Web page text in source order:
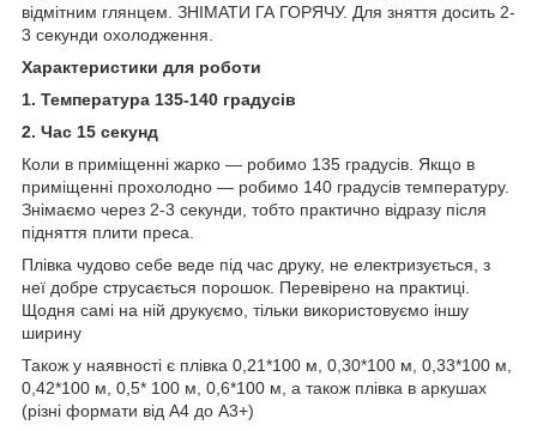
відмітним глянцем. ЗНІМАТИ ГА ГОРЯЧУ. Для зняття досить 2-
3 секунди охолодження.
Характеристики для роботи
1. Температура 135-140 градусів
2. Час 15 секунд
Коли в приміщенні жарко — робимо 135 градусів. Якщо в
приміщенні прохолодно — робимо 140 градусів температуру.
Знімаємо через 2-3 секунди, тобто практично відразу після
підняття плити преса.
Плівка чудово себе веде під час друку, не електризується, з
неї добре струсається порошок. Перевірено на практиці.
Щодня самі на ній друкуємо, тільки використовуємо іншу
ширину
Також у наявності є плівка 0,21*100 м, 0,30*100 м, 0,33*100 м,
0,42*100 м, 0,5* 100 м, 0,6*100 м, а також плівка в аркушах
(різні формати від А4 до А3+)